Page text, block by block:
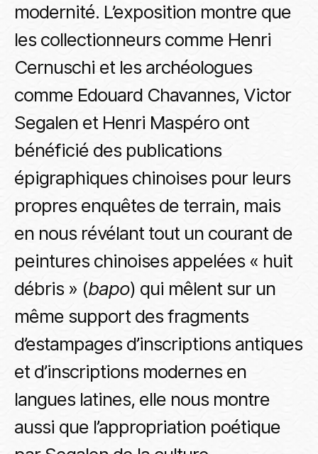
modernité. L’exposition montre que
les collectionneurs comme Henri
Cernuschi et les archéologues
comme Edouard Chavannes, Victor
Segalen et Henri Maspéro ont
bénéficié des publications
épigraphiques chinoises pour leurs
propres enquêtes de terrain, mais
en nous révélant tout un courant de
peintures chinoises appelées « huit
débris » (bapo) qui mêlent sur un
même support des fragments
d’estampages d’inscriptions antiques
et d’inscriptions modernes en
langues latines, elle nous montre
aussi que l’appropriation poétique